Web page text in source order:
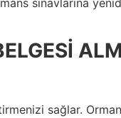
sınavlarına
sağlar.